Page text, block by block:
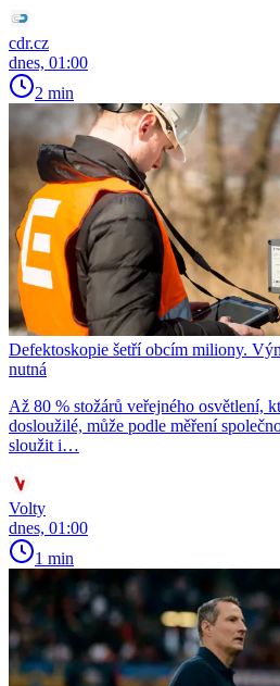
cdr.cz
dnes, 01:00
2 min
Defektoskopie šetří obcím miliony.
nutná
Až 80 % stožárů veřejného osvětlení,
dosloužilé, může podle měření
sloužit i…
Volty
dnes, 01:00
1 min